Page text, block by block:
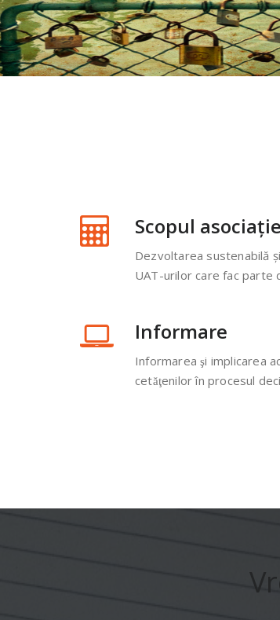
Scopul
Dezvoltarea sustenabilă
UAT-urilor care fac parte
Informare
Informarea şi implicarea
cetăţenilor în procesul